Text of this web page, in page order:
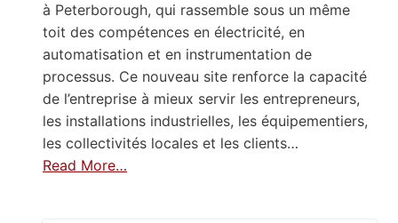
à Peterborough, qui rassemble sous un même
toit des compétences en électricité, en
automatisation et en instrumentation de
processus. Ce nouveau site renforce la capacité
de l’entreprise à mieux servir les entrepreneurs,
les installations industrielles, les équipementiers,
les collectivités locales et les clients…
Read More…